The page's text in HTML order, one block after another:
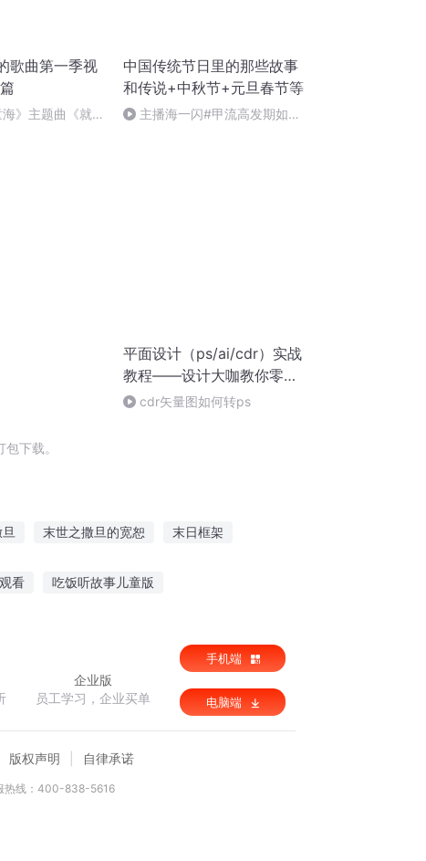
歌曲第一季视
海》主题曲《就是
中国传统节日里的那些故事
和传说+中秋节+元旦春节等
主播海一闪#甲流高发期如何
平面设计（ps/ai/cdr）实战
教程——设计大咖教你零基
础学设计
cdr矢量图如何转ps
下载。
末世之撒旦的宽恕 末日框架
看 吃饭听故事儿童版
企业版
员工学习，企业买单
手机端
电脑端
版权声明 自律承诺
热线：400-838-5616